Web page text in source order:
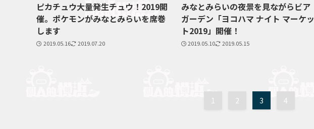
ピカチュウ大量発生チュウ！2019開
催。ポケモンがみなとみらいを席巻
します
2019.05.16 2019.07.20
みなとみらいの夜景を見ながらビア
ガーデン「ヨコハマ ナイト マーケッ
ト2019」開催！
2019.05.10 2019.05.15
1 2 3 4